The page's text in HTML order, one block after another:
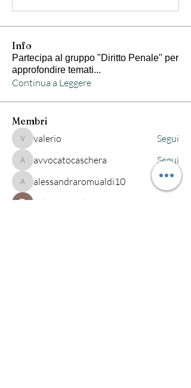
Info
Partecipa al gruppo "Diritto Penale" per
approfondire temati...
Continua a Leggere
Membri
valeriovalerio Segui
avvocatocaschera
avvocatocaschera Segui
alessandraromualdi10
alessandraromualdi10
Segui
robertaeandi